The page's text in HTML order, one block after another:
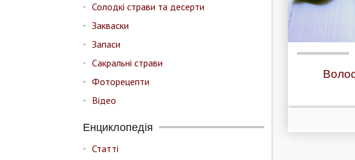
Солодкі страви та десерти
Закваски
Запаси
Сакральні страви
Фоторецепти
Відео
Енциклопедія
Статті